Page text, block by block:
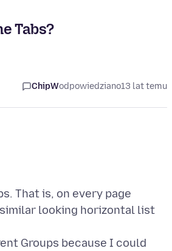
Tabs?
ChipWodpowiedziano13 lat temu
That is, on every page
looking horizontal list
Groups because I could